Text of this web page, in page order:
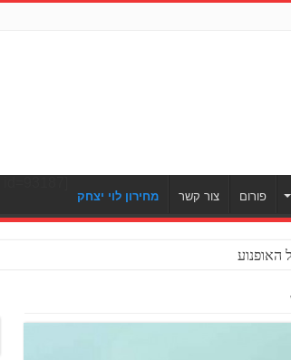
פורום צור קשר מחירון לוי יצחק